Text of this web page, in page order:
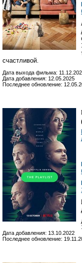
счастливой.
Дата выхода фильма:
Дата добавления: 12.05.2025
Последнее обновление:
Дата добавления: 13.10.2022
Последнее обновление: